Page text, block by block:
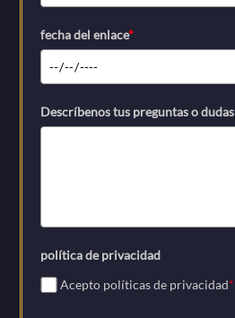
fecha del enlace*
Descríbenos tus preguntas o dudas
política de privacidad
Acepto políticas de privacidad*